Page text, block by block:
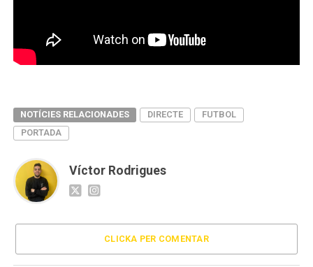
NOTÍCIES RELACIONADES DIRECTE
FUTBOL
PORTADA
Víctor Rodrigues
CLICKA PER COMENTAR